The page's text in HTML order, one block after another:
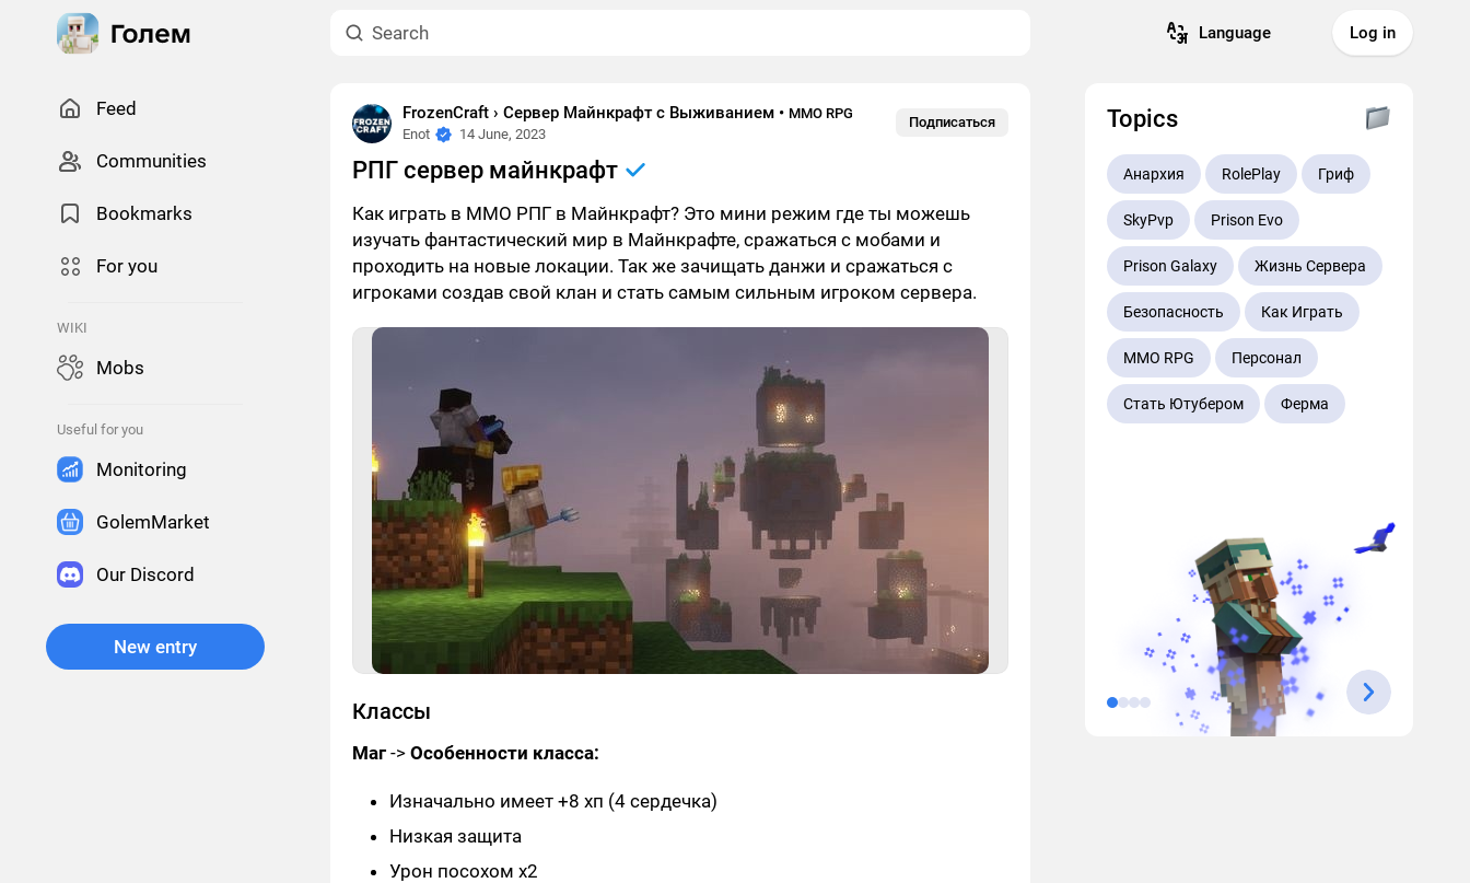
Language Log in
Feed
Сommunities
Bookmarks
For you
WIKI
Mobs
Useful for you
Monitoring
GolemMarket
Our Discord
New entry
FrozenCraft › Сервер Майнкрафт с Выживанием • MMO RPG
Enot
14 June, 2023
Подписаться
РПГ сервер майнкрафт
Как играть в ММО РПГ в Майнкрафт? Это мини режим где ты можешь
изучать фантастический мир в Майнкрафте, сражаться с мобами и
проходить на новые локации. Так же зачищать данжи и сражаться с
игроками создав свой клан и стать самым сильным игроком сервера.
Классы
Маг -> Особенности класса:
Изначально имеет +8 хп (4 сердечка)
Низкая защита
Урон посохом х2
Topics
Анархия RolePlay Гриф
SkyPvp Prison Evo
Prison Galaxy Жизнь Сервера
Безопасность Как Играть
MMO RPG Персонал
Стать Ютубером Ферма